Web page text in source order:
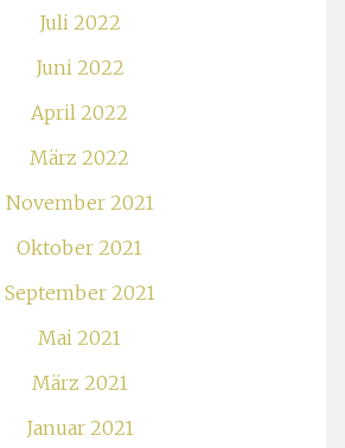
Juli 2022
Juni 2022
April 2022
März 2022
November 2021
Oktober 2021
September 2021
Mai 2021
März 2021
Januar 2021